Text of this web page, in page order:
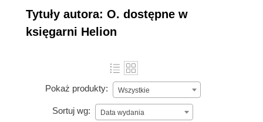
Tytuły autora: O. dostępne w
księgarni Helion
Pokaż produkty: Wszystkie
Sortuj wg: Data wydania